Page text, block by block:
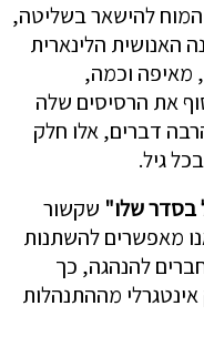
להישאר בשליטה,
האנושית הלינארית
וכמה,
את הרסיסים שלה
דברים, אלו חלק
גיל.
בסדר שלו" שקשור
מאפשרים להשתנות
להנהגה, כך
מההתנהלות